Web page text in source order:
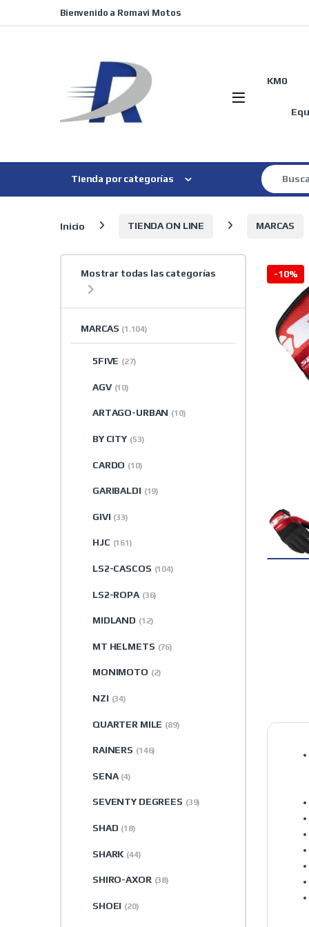
Bienvenido a Romavi Motos
KM0
Tienda por categorías
Search for:
Inicio TIENDA ON LINE MARCAS
-10%
Mostrar todas las categorías
MARCAS (1.104)
5FIVE (27)
AGV (10)
ARTAGO-URBAN (10)
BY CITY (53)
CARDO (10)
GARIBALDI (19)
GIVI (33)
HJC (161)
LS2-CASCOS (104)
LS2-ROPA (36)
MIDLAND (12)
MT HELMETS (76)
MONIMOTO (2)
NZI (34)
QUARTER MILE (89)
RAINERS (146)
SENA (4)
SEVENTY DEGREES (39)
SHAD (18)
SHARK (44)
SHIRO-AXOR (38)
SHOEI (20)